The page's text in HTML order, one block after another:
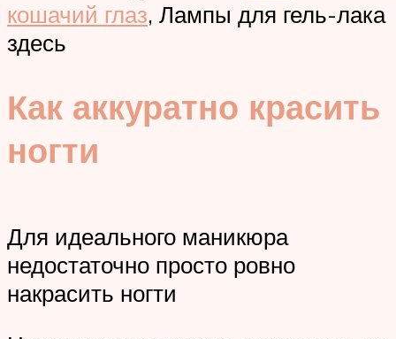
кошачий глаз, Лампы для гель-лака
здесь
Как аккуратно красить
ногти
Для идеального маникюра
недостаточно просто ровно
накрасить ногти